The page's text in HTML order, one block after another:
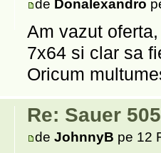
de Donalexandro
Am vazut
7x64 si clar sa
Oricum
Re: Sauer
deJohnnyB pe 12